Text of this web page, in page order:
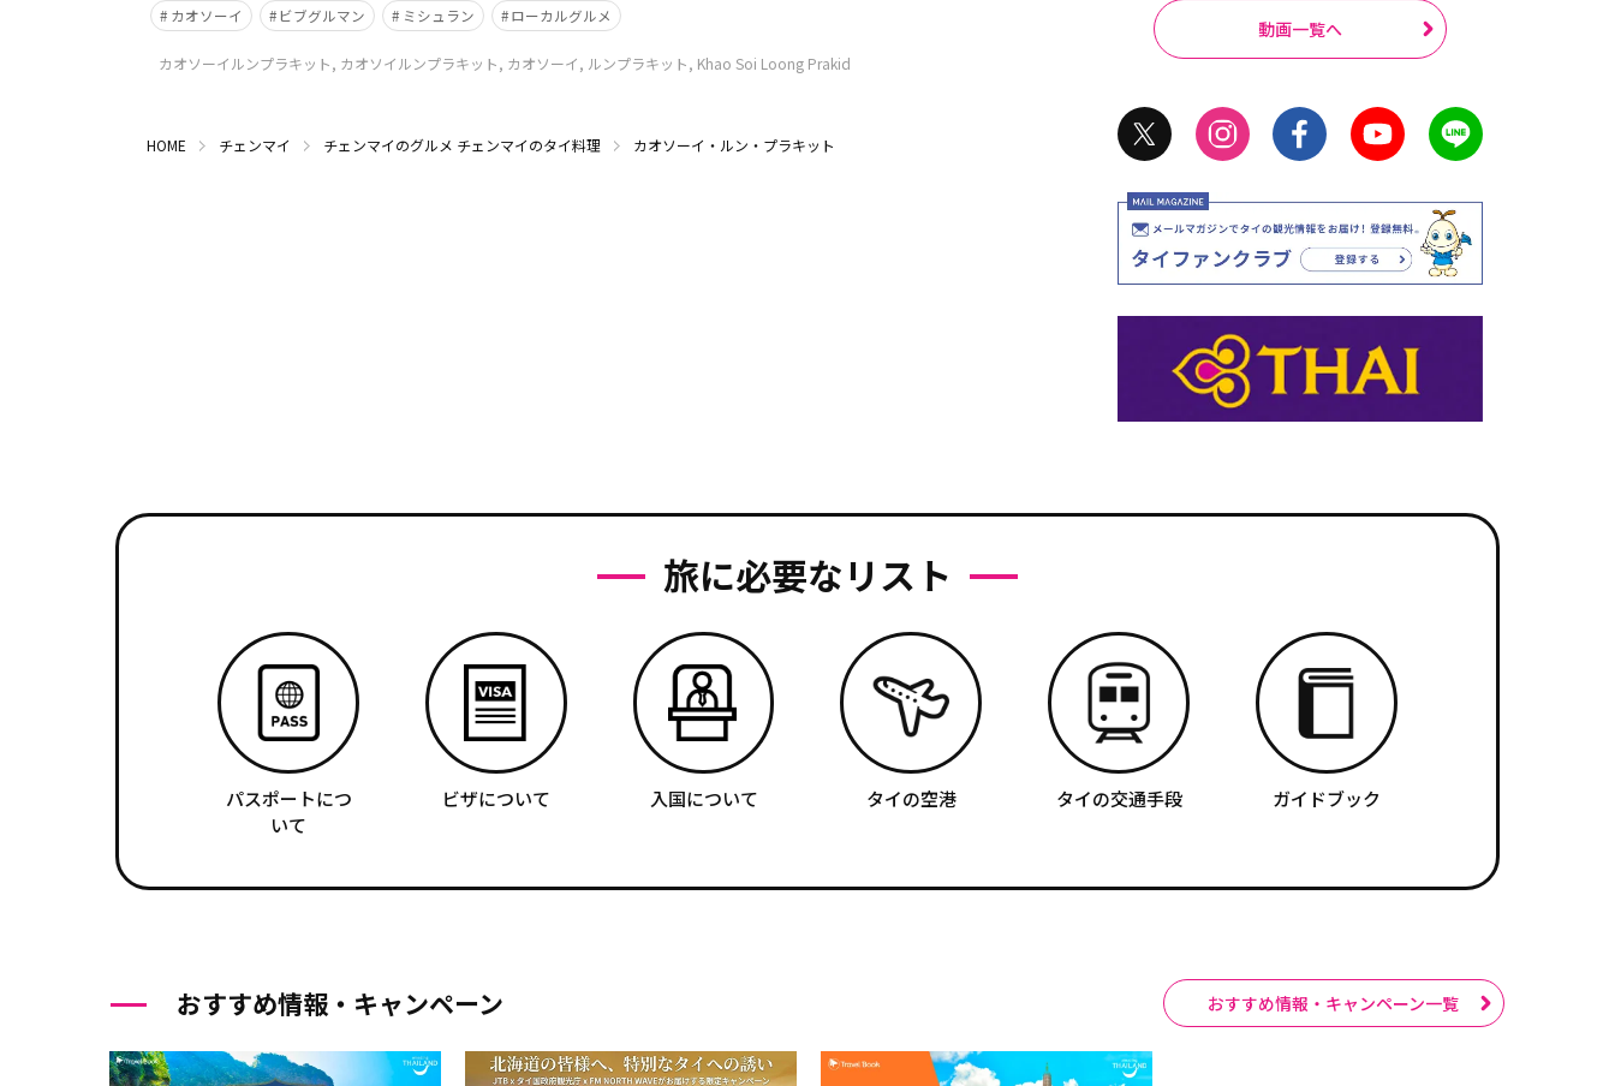
カオソーイ ビブグルマン ミシュラン ローカルグルメ
カオソーイルンプラキット, カオソイルンプラキット, カオソーイ, ルンプラキット, Khao Soi Loong Prakid
HOME チェンマイ チェンマイのグルメ チェンマイのタイ料理 カオソーイ・ルン・プラキット
動画一覧へ
旅に必要なリスト
パスポートにつ
いて
ビザについて 入国について タイの空港 タイの交通手段 ガイドブック
おすすめ情報・キャンペーン おすすめ情報・キャンペーン一覧